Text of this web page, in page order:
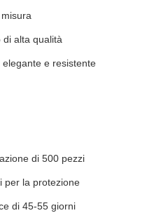
di alta qualità
e resistente
di 500 pezzi
per la protezione
di 45-55 giorni